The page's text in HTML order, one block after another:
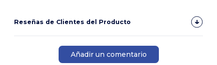
Reseñas de Clientes del Producto
Añadir un comentario